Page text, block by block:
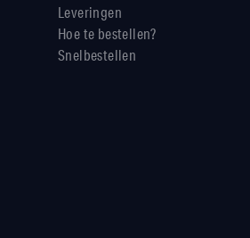
Leveringen
Hoe te bestellen?
Snelbestellen